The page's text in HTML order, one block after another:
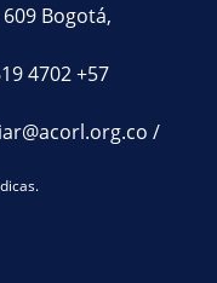
Bogotá,
4702 +57
/